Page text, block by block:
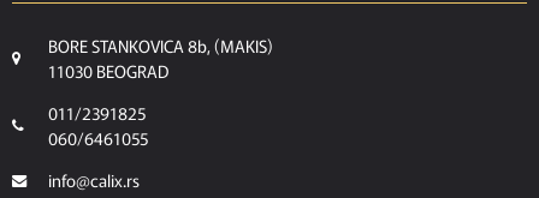
BORE STANKOVICA 8b, (MAKIS)
11030 BEOGRAD
011/2391825
060/6461055
info@calix.rs